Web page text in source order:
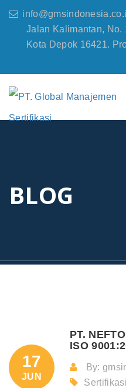
Jalan Kalimantan, No.
Kota Depok 16421.
BLOG
17
JUN
PT.
ISO
By:
Sertifikasi